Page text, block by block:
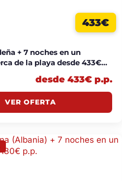
433€
+ 7 noches en un
de la playa desde 433€
desde 433€ p.p.
VER OFERTA